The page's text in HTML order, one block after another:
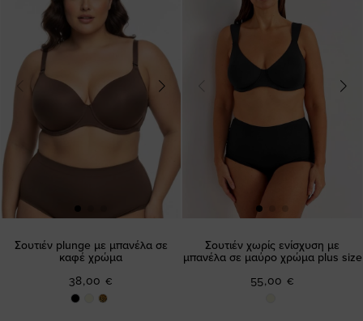
Σουτιέν plunge με μπανέλα σε
καφέ χρώμα
38,00 €
Σουτιέν χωρίς ενίσχυση με
μπανέλα σε μαύρο χρώμα plus size
55,00 €